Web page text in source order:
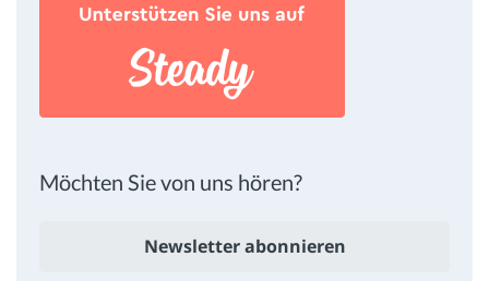
Möchten Sie von uns hören?
Newsletter abonnieren